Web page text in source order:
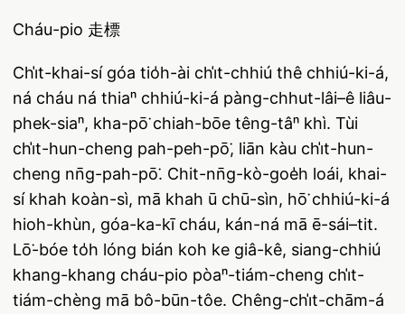
Cháu-pio 走標
Chi̍t-khai-sí góa tio̍h-ài chi̍t-chhiú thê chhiú-ki-á,
ná cháu ná thiaⁿ chhiú-ki-á pàng-chhut-lâi–ê liâu-
phek-siaⁿ, kha-pō͘ chiah-bōe têng-tâⁿ khì. Tùi
chi̍t-hun-cheng pah-peh-pō͘, liān kàu chi̍t-hun-
cheng nn̄g-pah-pō͘. Chit-nn̄g-kò-goe̍h loái, khai-
sí khah koàn-sì, mā khah ū chū-sìn, hō͘ chhiú-ki-á
hioh-khùn, góa-ka-kī cháu, kán-ná mā ē-sái–tit.
Lō͘-bóe to̍h lóng bián koh ke giâ-kê, siang-chhiú
khang-khang cháu-pio pòaⁿ-tiám-cheng chi̍t-
tiám-chèng mā bô-būn-tôe. Chêng-chi̍t-chām-á